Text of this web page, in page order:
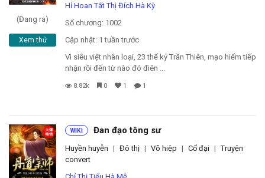
(Đang ra)
Xem thử
Hỉ Hoan Tất Thị Đích Hà Kỳ
Số chương: 1002
Cập nhật: 1 tuần trước
Vì siêu việt nhân loại, 23 thế kỷ Trần Thiên, mạo hiểm tiếp
nhận rồi đến từ nào đó điên ...
8.82k 0 1 1
WIKI Đan đạo tông sư
Huyền huyễn | Đô thị | Võ hiệp | Cổ đại | Truyện
convert
Đóng